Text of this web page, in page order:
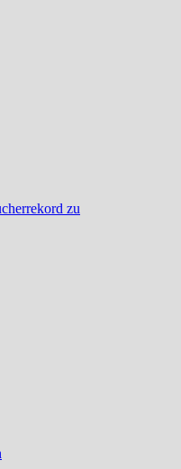
zu